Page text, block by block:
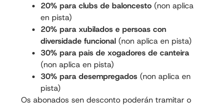
20% para clubs de baloncesto(non aplica
en pista)
20% para xubilados e persoas con
diversidade funcional(non aplica en pista)
30% para pais de xogadores de canteira
(non aplica en pista)
30% para desempregados(non aplica en
pista)
Os abonados sen desconto poderán tramitar o